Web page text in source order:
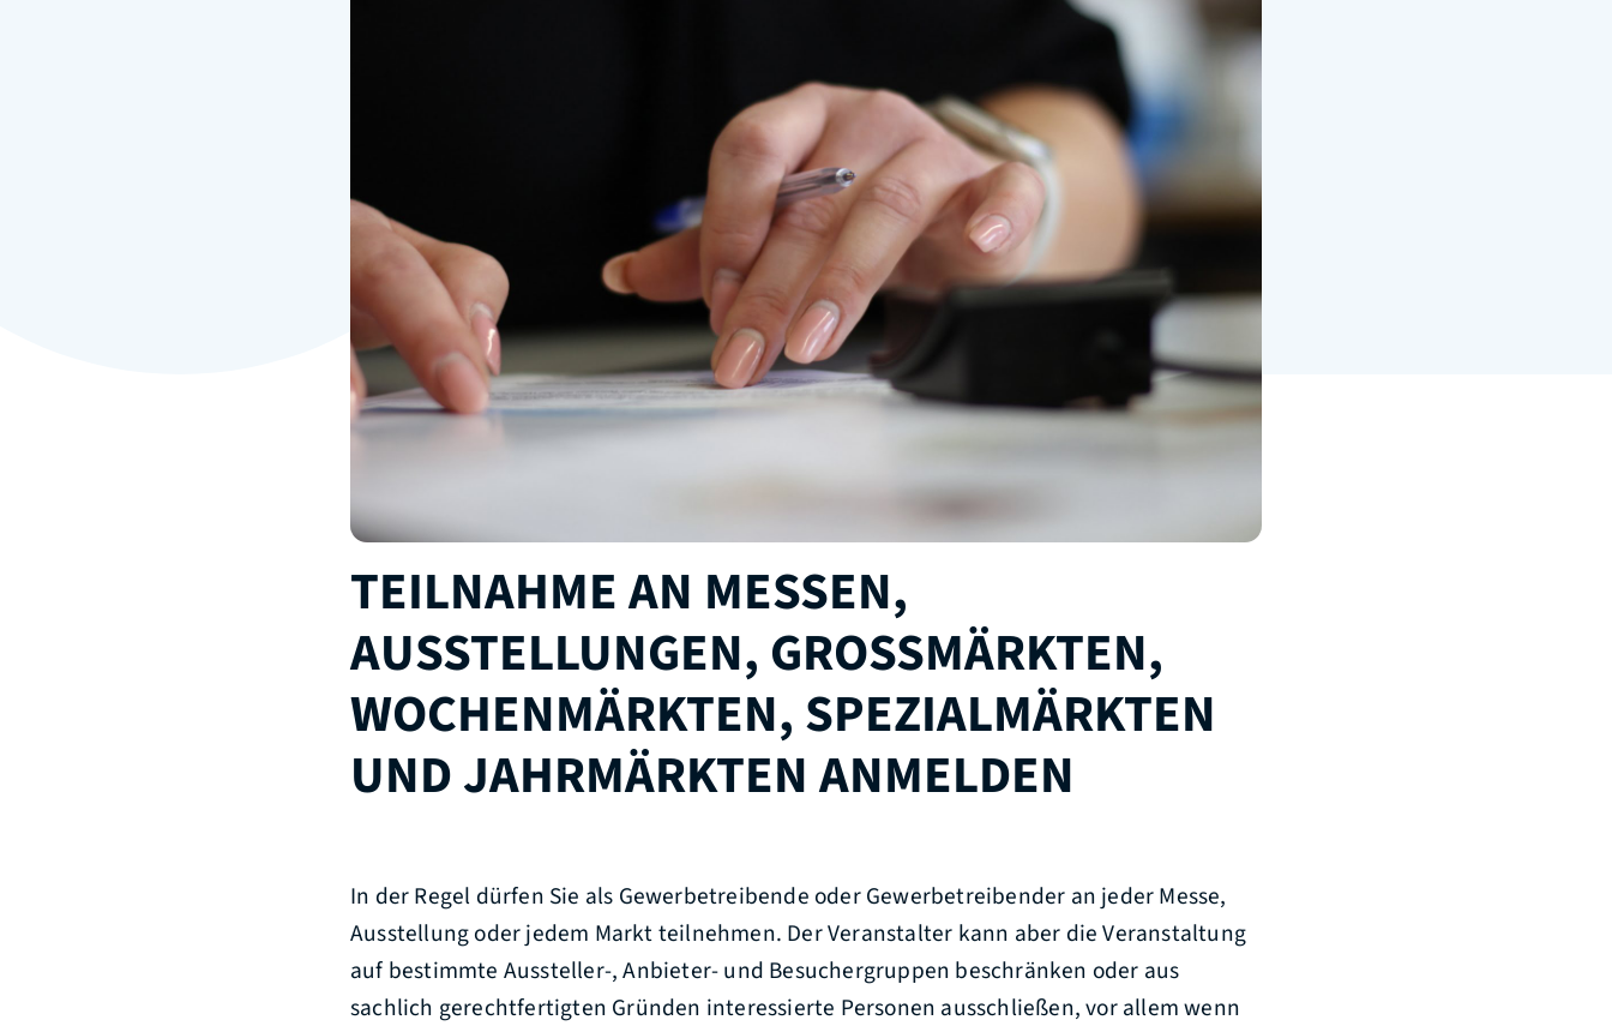
TEILNAHME AN MESSEN,
AUSSTELLUNGEN, GROSSMÄRKTEN, W
OCHENMÄRKTEN, SPEZIALMÄRKTEN U
ND JAHRMÄRKTEN ANMELDEN
In der Regel dürfen Sie als Gewerbetreibende oder Gewerbetreibender an jeder Messe,
Ausstellung oder jedem Markt teilnehmen. Der Veranstalter kann aber die Veranstaltung
auf bestimmte Aussteller-, Anbieter- und Besuchergruppen beschränken oder aus
sachlich gerechtfertigten Gründen interessierte Personen ausschließen, vor allem wenn